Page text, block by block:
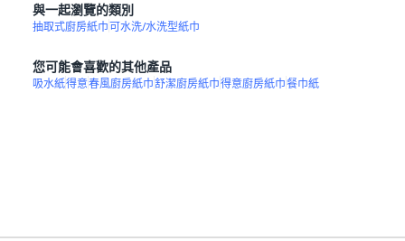
與一起瀏覽的類別
抽取式廚房紙巾可水洗/水洗型紙巾
您可能會喜歡的其他產品
吸水紙得意春風廚房紙巾舒潔廚房紙巾得意廚房紙巾餐巾紙